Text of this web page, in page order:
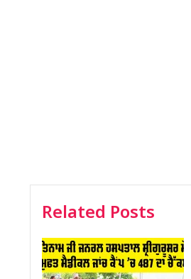
Related Posts